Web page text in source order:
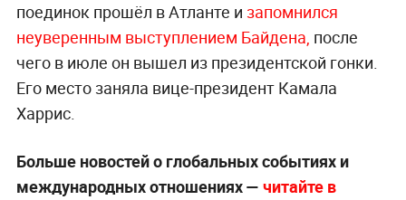
поединок прошёл в Атланте и запомнился
неуверенным выступлением Байдена, после
чего в июле он вышел из президентской гонки.
Его место заняла вице-президент Камала
Харрис.
Больше новостей о глобальных событиях и
международных отношениях — читайте в